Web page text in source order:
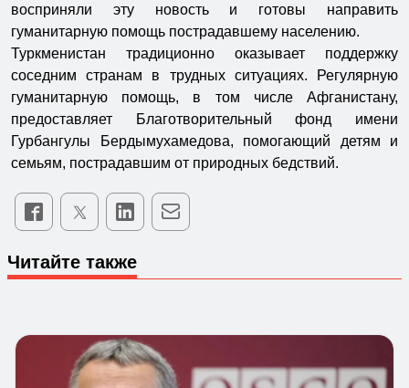
восприняли эту новость и готовы направить
гуманитарную помощь пострадавшему населению.
Туркменистан традиционно оказывает поддержку
соседним странам в трудных ситуациях. Регулярную
гуманитарную помощь, в том числе Афганистану,
предоставляет Благотворительный фонд имени
Гурбангулы Бердымухамедова, помогающий детям и
семьям, пострадавшим от природных бедствий.
Читайте также